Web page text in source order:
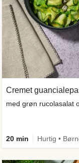
Cremet
med grøn rucolasalat
20 min Hurtig •